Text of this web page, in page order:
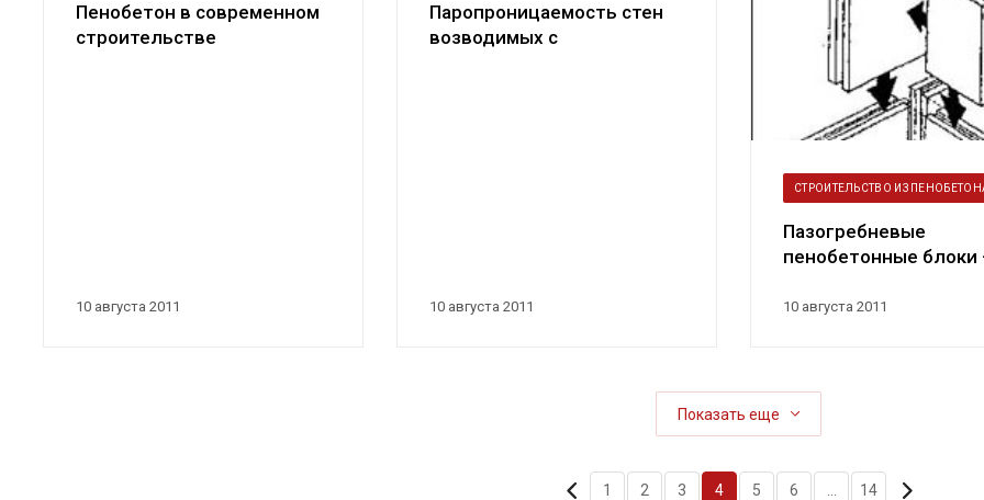
10 августа 2011
Пенобетон в современном
строительстве
10 августа 2011
Паропроницаемость стен
возводимых с
10 августа 2011
СТРОИТЕЛЬСТВО ИЗ
Пазогребневые
пенобетонные блоки
производство
Показать еще
1 2 3 4 5 6 14